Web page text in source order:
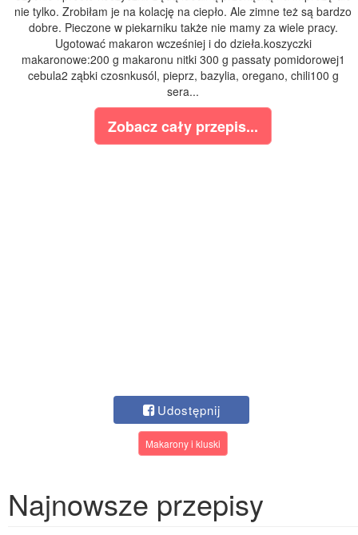
nie tylko. Zrobiłam je na kolację na ciepło. Ale zimne też są bardzo
dobre. Pieczone w piekarniku także nie mamy za wiele pracy.
Ugotować makaron wcześniej i do dzieła.koszyczki
makaronowe:200 g makaronu nitki 300 g passaty pomidorowej1
cebula2 ząbki czosnkusól, pieprz, bazylia, oregano, chili100 g
sera...
Zobacz cały przepis...
Udostępnij
Makarony i kluski
Najnowsze przepisy